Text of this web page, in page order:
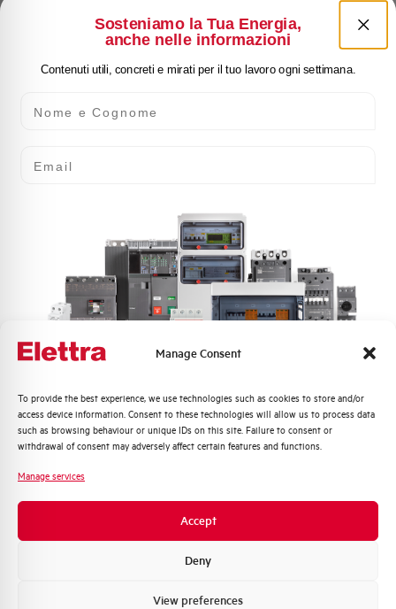
Manage Consent
To provide the best experience, we use technologies such as cookies to store and/or
access device information. Consent to these technologies will allow us to process data
such as browsing behaviour or unique IDs on this site. Failure to consent or
withdrawal of consent may adversely affect certain features and functions.
Manage services
Accept
Deny
View preferences
Sosteniamo la Tua Energia,
anche nelle informazioni
Contenuti utili, concreti e mirati per il tuo lavoro ogni settimana.
Quali argomenti ti interessano di più?
Distribuzione di Energia
Automazione Industriale